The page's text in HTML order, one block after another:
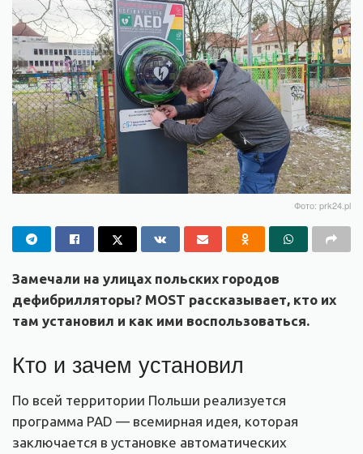
Фото: prk24.pl
Замечали на улицах польских городов
дефибрилляторы? MOST рассказывает, кто их
там установил и как ими воспользоваться.
Кто и зачем установил
По всей территории Польши реализуется
программа PAD — всемирная идея, которая
заключается в установке автоматических